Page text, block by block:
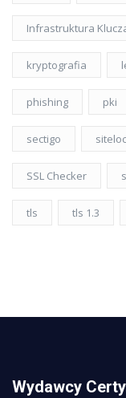
Infrastruktura
kryptografia
phishing pki
sectigo
SSL Checker
tls tls 1.3
Wydawcy